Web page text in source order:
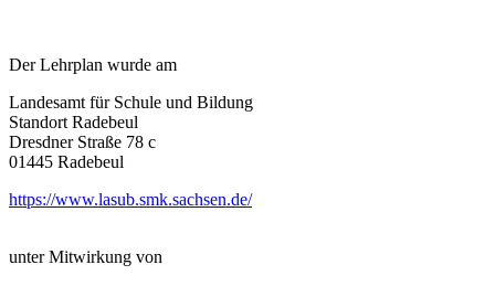
Der Lehrplan wurde am
Landesamt für Schule und Bildung
Standort Radebeul
Dresdner Straße 78 c
01445 Radebeul
https://www.lasub.smk.sachsen.de/
unter Mitwirkung von